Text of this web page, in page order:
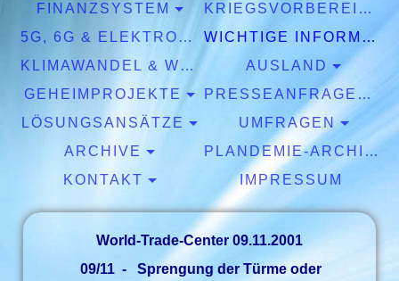
FINANZSYSTEM
KRIEGSVORBEREITUNGEN
5G, 6G & ELEKTROSMOG
WICHTIGE INFORMATIONEN
KLIMAWANDEL & WETTER
AUSLAND
GEHEIMPROJEKTE
PRESSEANFRAGEN & EXPERTISEN
LÖSUNGSANSÄTZE
UMFRAGEN
ARCHIVE
PLANDEMIE-ARCHIV
KONTAKT
IMPRESSUM
World-Trade-Center 09.11.2001
09/11 - Sprengung der Türme oder